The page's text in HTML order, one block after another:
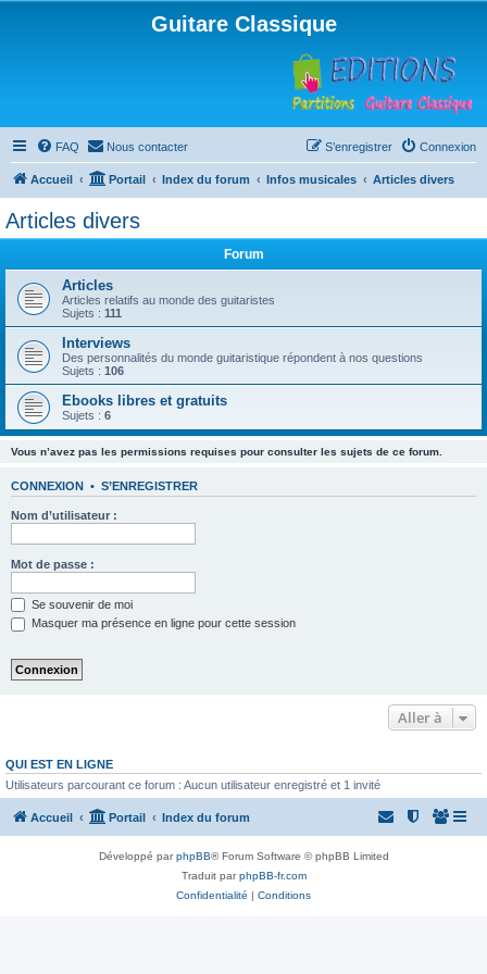
Guitare Classique
FAQ Nous contacter Connexion
S’enregistrer
Accueil Portail Index du forum Infos musicales Articles divers
Articles divers
Forum
Articles
Articles relatifs au monde des guitaristes
Sujets : 111
Interviews
Des personnalités du monde guitaristique répondent à nos questions
Sujets : 106
Ebooks libres et gratuits
Sujets : 6
Vous n’avez pas les permissions requises pour consulter les sujets de ce forum.
CONNEXION • S’ENREGISTRER
Nom d’utilisateur :
Mot de passe :
Se souvenir de moi
Masquer ma présence en ligne pour cette session
Aller à
QUI EST EN LIGNE
Utilisateurs parcourant ce forum : Aucun utilisateur enregistré et 1 invité
Accueil Portail Index du forum
Développé parphpBB® Forum Software © phpBB Limited
Traduit parphpBB-fr.com
Confidentialité | Conditions